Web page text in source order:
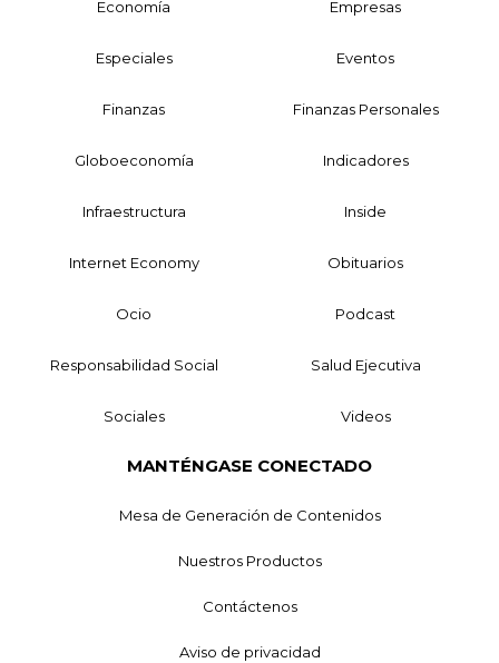
Economía Empresas
Especiales Eventos
Finanzas Finanzas Personales
Globoeconomía Indicadores
Infraestructura Inside
Internet Economy Obituarios
Ocio Podcast
Responsabilidad Social Salud Ejecutiva
Sociales Videos
MANTÉNGASE CONECTADO
Mesa de Generación de Contenidos
Nuestros Productos
Contáctenos
Aviso de privacidad